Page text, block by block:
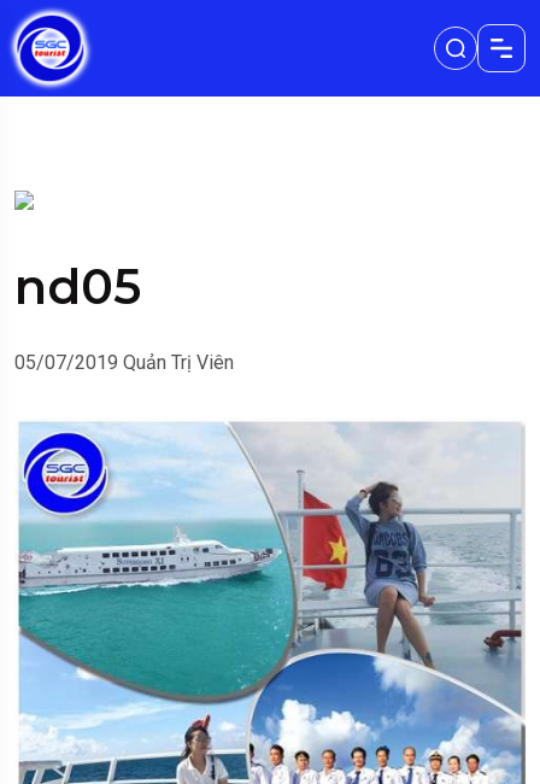
nd05
05/07/2019 Quản Trị Viên